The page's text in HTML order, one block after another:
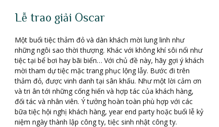
Lễ trao giải Oscar
Một buổi tiệc thảm đỏ và dàn khách mời lung linh như
những ngôi sao thời thượng. Khác với không khí sôi nổi như
tiệc tại bể bơi hay bãi biển… Với chủ đề này, hãy gợi ý khách
mời tham dự tiệc mặc trang phục lộng lẫy. Bước đi trên
thảm đỏ, được vinh danh tại sân khấu. Như một lời cảm ơn
và tri ân tới những cống hiến và hợp tác của khách hàng,
đối tác và nhân viên. Ý tưởng hoàn toàn phù hợp với các
bữa tiệc hội nghị khách hàng, year end party hoặc buổi lễ kỷ
niệm ngày thành lập công ty, tiệc sinh nhật công ty.